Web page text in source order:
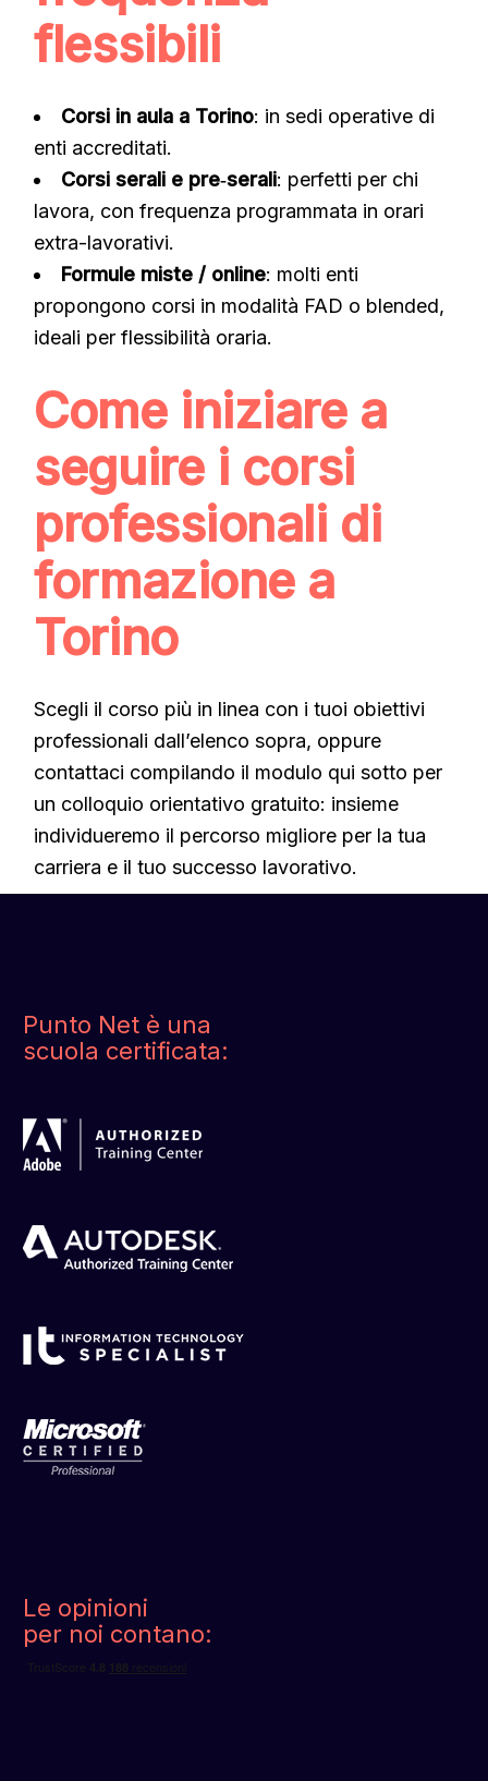
flessibili
Corsi in aula a Torino: in sedi operative di
enti accreditati.
Corsi serali e pre‑serali: perfetti per chi
lavora, con frequenza programmata in orari
extra-lavorativi.
Formule miste / online: molti enti
propongono corsi in modalità FAD o blended,
ideali per flessibilità oraria.
Come iniziare a
seguire i corsi
professionali di
formazione a
Torino
Scegli il corso più in linea con i tuoi obiettivi
professionali dall’elenco sopra, oppure
contattaci compilando il modulo qui sotto per
un colloquio orientativo gratuito: insieme
individueremo il percorso migliore per la tua
carriera e il tuo successo lavorativo.
Punto Net è una
scuola certificata:
Le opinioni
per noi contano: